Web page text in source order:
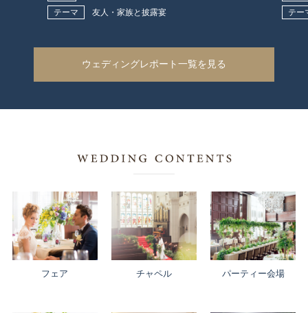
テーマ
友人・家族と披露宴
テー
ウェディングレポート一覧を見る
フェア チャペル パーティー会場